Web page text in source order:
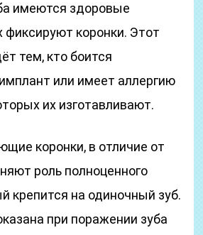
имеются здоровые
фиксируют коронки. Этот
тем, кто боится
или имеет аллергию
их изготавливают.
коронки, в отличие от
роль полноценного
крепится на одиночный зуб.
при поражении зуба